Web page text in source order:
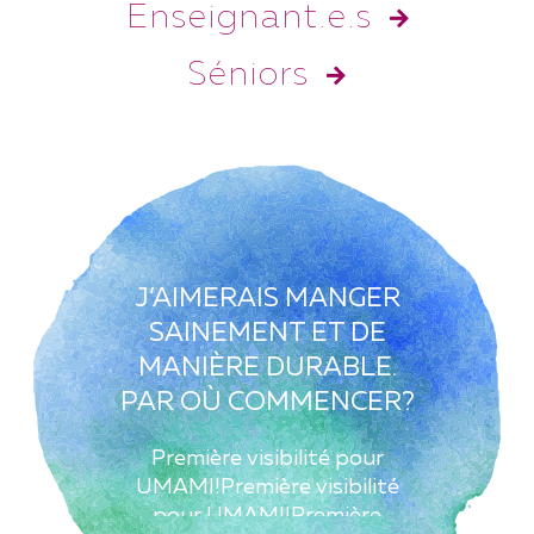
Enseignant.e.s
Séniors
J’AIMERAIS MANGER
SAINEMENT ET DE
MANIÈRE DURABLE.
PAR OÙ COMMENCER?
Première visibilité pour
UMAMI!Première visibilité
pour UMAMI!Première